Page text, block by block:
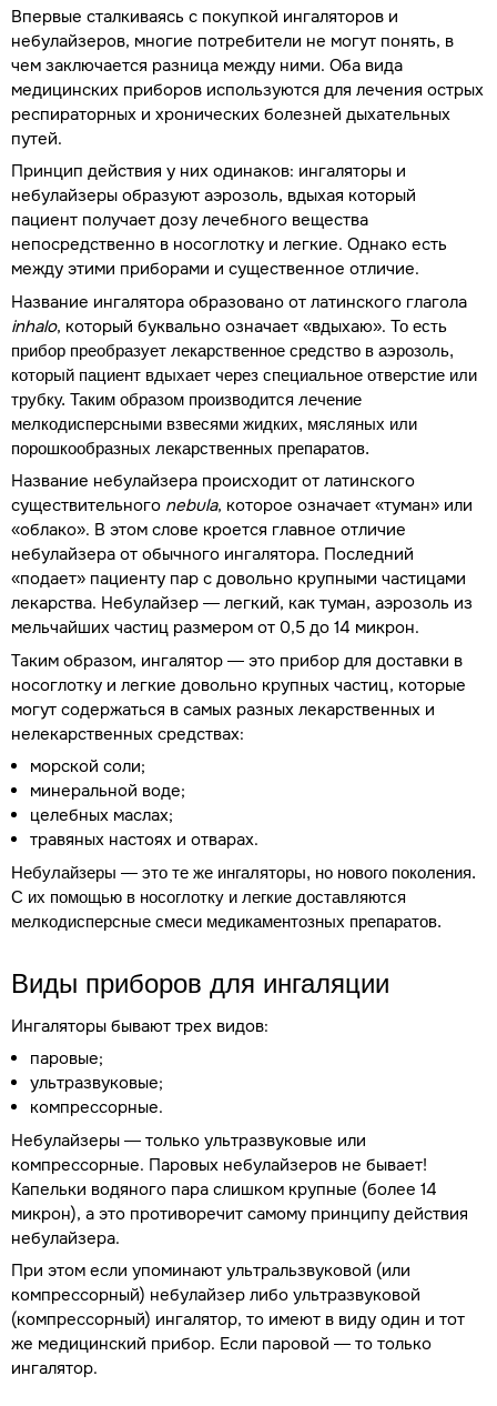
Впервые сталкиваясь с покупкой ингаляторов и
небулайзеров, многие потребители не могут понять, в
чем заключается разница между ними. Оба вида
медицинских приборов используются для лечения острых
респираторных и хронических болезней дыхательных
путей.
Принцип действия у них одинаков: ингаляторы и
небулайзеры образуют аэрозоль, вдыхая который
пациент получает дозу лечебного вещества
непосредственно в носоглотку и легкие. Однако есть
между этими приборами и существенное отличие.
Название ингалятора образовано от латинского глагола
inhalo, который буквально означает «вдыхаю». То есть
прибор преобразует лекарственное средство в аэрозоль,
который пациент вдыхает через специальное отверстие или
трубку. Таким образом производится лечение
мелкодисперсными взвесями жидких, мясляных или
порошкообразных лекарственных препаратов.
Название небулайзера происходит от латинского
существительного nebula, которое означает «туман» или
«облако». В этом слове кроется главное отличие
небулайзера от обычного ингалятора. Последний
«подает» пациенту пар с довольно крупными частицами
лекарства. Небулайзер — легкий, как туман, аэрозоль из
мельчайших частиц размером от 0,5 до 14 микрон.
Таким образом, ингалятор — это прибор для доставки в
носоглотку и легкие довольно крупных частиц, которые
могут содержаться в самых разных лекарственных и
нелекарственных средствах:
морской соли;
минеральной воде;
целебных маслах;
травяных настоях и отварах.
Небулайзеры — это те же ингаляторы, но нового поколения.
С их помощью в носоглотку и легкие доставляются
мелкодисперсные смеси медикаментозных препаратов.
Виды приборов для ингаляции
Ингаляторы бывают трех видов:
паровые;
ультразвуковые;
компрессорные.
Небулайзеры — только ультразвуковые или
компрессорные. Паровых небулайзеров не бывает!
Капельки водяного пара слишком крупные (более 14
микрон), а это противоречит самому принципу действия
небулайзера.
При этом если упоминают ультральзвуковой (или
компрессорный) небулайзер либо ультразвуковой
(компрессорный) ингалятор, то имеют в виду один и тот
же медицинский прибор. Если паровой — то только
ингалятор.